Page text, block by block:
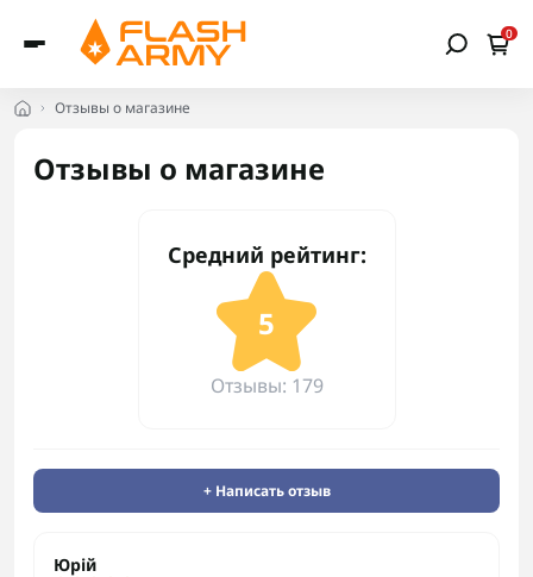
0
Отзывы о магазине
Отзывы о магазине
Средний рейтинг:
5
Отзывы: 179
+ Написать отзыв
Юрій